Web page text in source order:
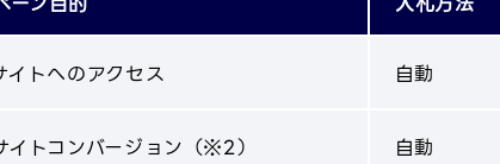
イトへのアクセス 自動
イトコンバージョン（※2） 自動